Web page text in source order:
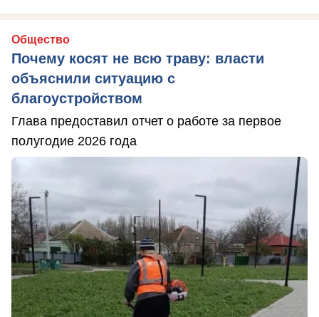
Общество
Почему косят не всю траву: власти
объяснили ситуацию с
благоустройством
Глава предоставил отчет о работе за первое
полугодие 2026 года